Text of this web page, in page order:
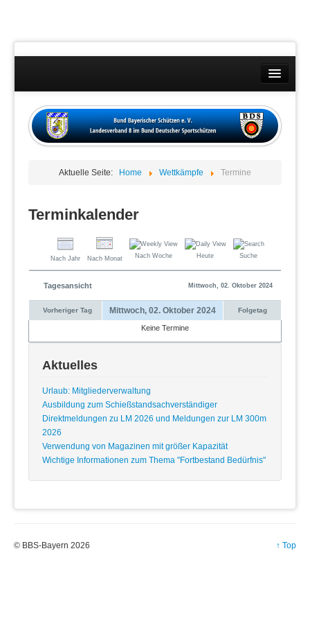
Wettkämpfe
Datenschutzübersicht
Aktuelle Seite: Home Wettkämpfe Termine
Terminkalender
Nach Jahr Nach Monat Nach Woche Heute Suche
Tagesansicht Mittwoch, 02. Oktober 2024
Vorheriger Tag Mittwoch, 02. Oktober 2024 Folgetag
Keine Termine
Aktuelles
Urlaub: Mitgliederverwaltung
Ausbildung zum Schießstandsachverständiger
Direktmeldungen zu LM 2026 und Meldungen zur LM 300m
2026
Verwendung von Magazinen mit größer Kapazität
Wichtige Informationen zum Thema "Fortbestand Bedürfnis"
↑ Top
© BBS-Bayern 2026